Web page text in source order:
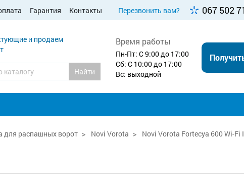
Гарантия Контакты Перезвонить вам? 067 502
и продаем
Найти
Время работы
Пн-Пт: С 9:00 до 17:00
Сб: С 10:00 до 17:00
Вс: выходной
для распашных ворот Novi Vorota Novi Vorota Fortecya 600 Wi-